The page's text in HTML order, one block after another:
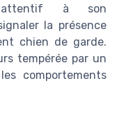
attentif à son
la présence
chien de garde.
tempérée par un
comportements